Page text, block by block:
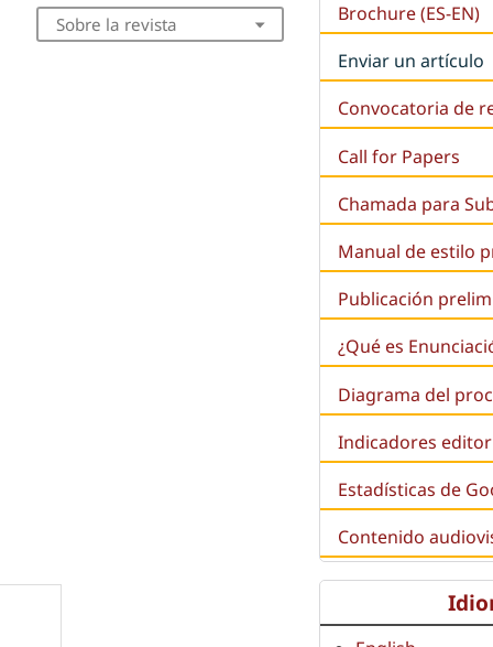
Sobre la revista
Brochure (ES-EN)
Enviar un artículo
Convocatoria de
Call for Papers
Chamada para
Manual de estilo
Publicación
¿Qué es
Diagrama del
Indicadores
Estadísticas de
Contenido